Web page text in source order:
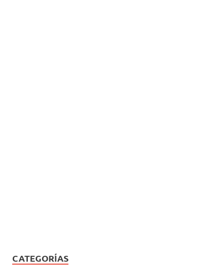
CATEGORÍAS